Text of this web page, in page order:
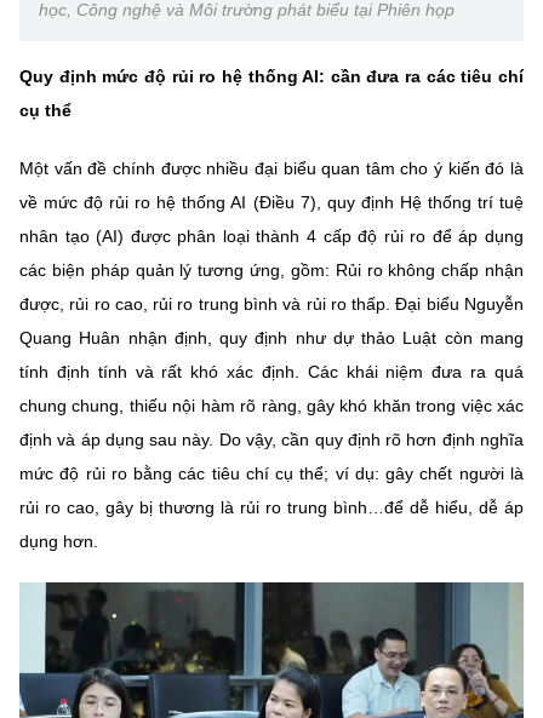
học, Công nghệ và Môi trường phát biểu tại Phiên họp
Quy định mức độ rủi ro hệ thống AI: cần đưa ra các tiêu chí
cụ thể
Một vấn đề chính được nhiều đại biểu quan tâm cho ý kiến đó là
về mức độ rủi ro hệ thống AI (Điều 7), quy định Hệ thống trí tuệ
nhân tạo (AI) được phân loại thành 4 cấp độ rủi ro để áp dụng
các biện pháp quản lý tương ứng, gồm: Rủi ro không chấp nhận
được, rủi ro cao, rủi ro trung bình và rủi ro thấp. Đại biểu Nguyễn
Quang Huân nhận định, quy định như dự thảo Luật còn mang
tính định tính và rất khó xác định. Các khái niệm đưa ra quá
chung chung, thiếu nội hàm rõ ràng, gây khó khăn trong việc xác
định và áp dụng sau này. Do vậy, cần quy định rõ hơn định nghĩa
mức độ rủi ro bằng các tiêu chí cụ thể; ví dụ: gây chết người là
rủi ro cao, gây bị thương là rủi ro trung bình…để dễ hiểu, dễ áp
dụng hơn.